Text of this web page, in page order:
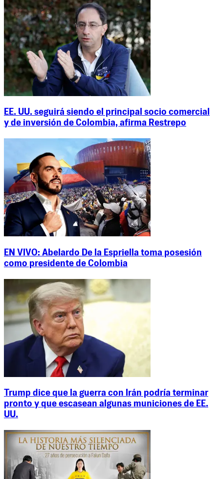
EE. UU. seguirá siendo el principal socio comercial
y de inversión de Colombia, afirma Restrepo
EN VIVO: Abelardo De la Espriella toma posesión
como presidente de Colombia
Trump dice que la guerra con Irán podría terminar
pronto y que escasean algunas municiones de EE.
UU.